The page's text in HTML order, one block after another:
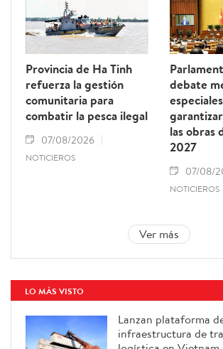
Provincia de Ha Tinh
refuerza la gestión
comunitaria para
combatir la pesca ilegal
07/08/2026
NOTICIEROS
debate
las obras
2027
07/08/
NOTICIEROS
Ver más
LO MÁS VISTO
Lanzan plataforma
infraestructura de